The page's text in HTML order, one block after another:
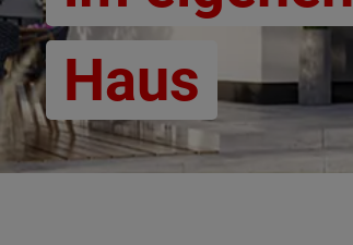
Haus